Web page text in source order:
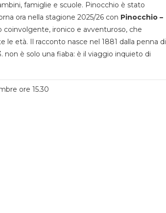
famiglie e scuole. Pinocchio è stato
ora nella stagione 2025/26 con Pinocchio –
ironico e avventuroso, che
età. Il racconto nasce nel 1881 dalla penna di
non è solo una fiaba: è il viaggio inquieto di
ore 15.30